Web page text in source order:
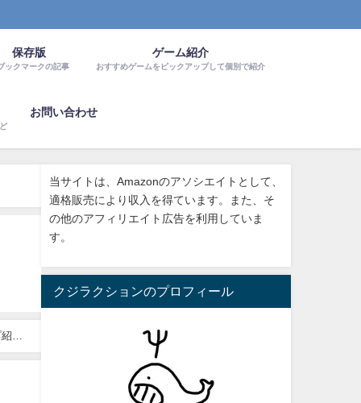
保存版
ックマークの記事
ゲーム紹介
おすすめゲームをピックアップして個別で紹介
お問い合わせ
当サイトは、Amazonのアソシエイトとして、
適格販売により収入を得ています。また、そ
の他のアフィリエイト広告を利用していま
す。
クジラクションのプロフィール